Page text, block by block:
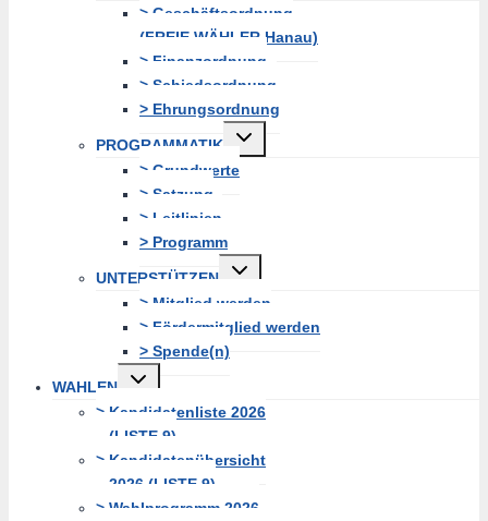
> Geschäftsordnung
(FREIE WÄHLER Hanau)
> Finanzordnung
> Schiedsordnung
> Ehrungsordnung
PROGRAMMATIK
Untermenü
erweitern
> Grundwerte
> Satzung
> Leitlinien
> Programm
UNTERSTÜTZEN
Untermenü
erweitern
> Mitglied werden
> Fördermitglied werden
> Spende(n)
WAHLEN
Untermenü
erweitern
> Kandidatenliste 2026
(LISTE 9)
> Kandidatenübersicht
2026 (LISTE 9)
> Wahlprogramm 2026